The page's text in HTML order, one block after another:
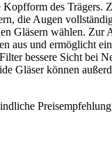
des Trägers.
die Augen
Gläsern wählen.
und ermöglicht
bessere Sicht bei
Gläser können